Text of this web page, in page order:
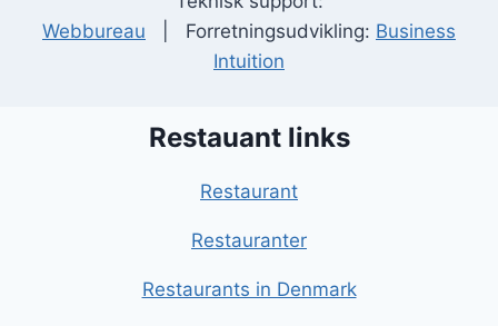
Webbureau | Forretningsudvikling: Business
Intuition
Restauant links
Restaurant
Restauranter
Restaurants in Denmark